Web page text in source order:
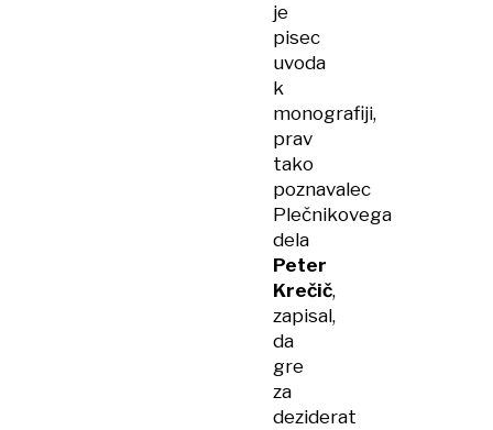
je
pisec
uvoda
k
monografiji,
prav
tako
poznavalec
Plečnikovega
dela
Peter
Krečič,
zapisal,
da
gre
za
deziderat